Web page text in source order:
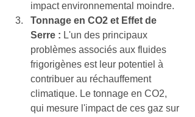
impact environnemental moindre.
Tonnage en CO2 et Effet de
Serre : L'un des principaux
problèmes associés aux fluides
frigorigènes est leur potentiel à
contribuer au réchauffement
climatique. Le tonnage en CO2,
qui mesure l'impact de ces gaz sur